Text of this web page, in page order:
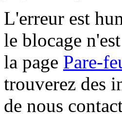
L'erreur est
le blocage
la page Pare-
trouverez des
de nous